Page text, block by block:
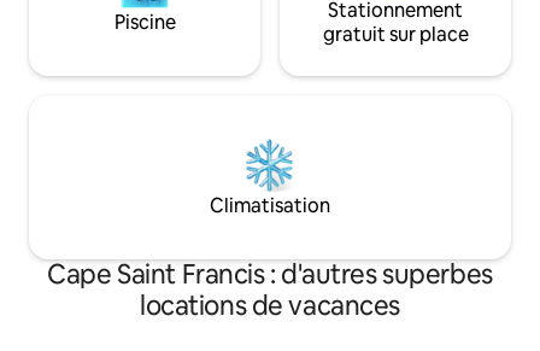
Piscine
Stationnement
gratuit sur place
Climatisation
Cape Saint Francis : d'autres superbes
locations de vacances